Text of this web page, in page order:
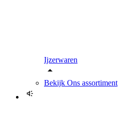
Ijzerwaren
Bekijk Ons assortiment